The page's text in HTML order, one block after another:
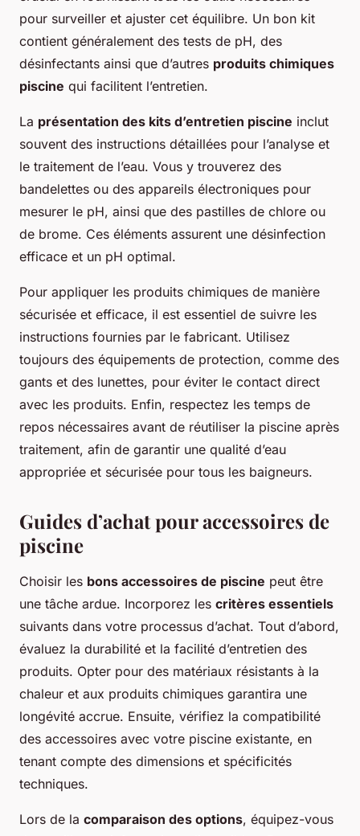
pour surveiller et ajuster cet équilibre. Un bon kit
contient généralement des tests de pH, des
désinfectants ainsi que d’autres produits chimiques
piscine qui facilitent l’entretien.
La présentation des kits d’entretien piscine inclut
souvent des instructions détaillées pour l’analyse et
le traitement de l’eau. Vous y trouverez des
bandelettes ou des appareils électroniques pour
mesurer le pH, ainsi que des pastilles de chlore ou
de brome. Ces éléments assurent une désinfection
efficace et un pH optimal.
Pour appliquer les produits chimiques de manière
sécurisée et efficace, il est essentiel de suivre les
instructions fournies par le fabricant. Utilisez
toujours des équipements de protection, comme des
gants et des lunettes, pour éviter le contact direct
avec les produits. Enfin, respectez les temps de
repos nécessaires avant de réutiliser la piscine après
traitement, afin de garantir une qualité d’eau
appropriée et sécurisée pour tous les baigneurs.
Guides d’achat pour accessoires de
piscine
Choisir les bons accessoires de piscine peut être
une tâche ardue. Incorporez les critères essentiels
suivants dans votre processus d’achat. Tout d’abord,
évaluez la durabilité et la facilité d’entretien des
produits. Opter pour des matériaux résistants à la
chaleur et aux produits chimiques garantira une
longévité accrue. Ensuite, vérifiez la compatibilité
des accessoires avec votre piscine existante, en
tenant compte des dimensions et spécificités
techniques.
Lors de la comparaison des options, équipez-vous